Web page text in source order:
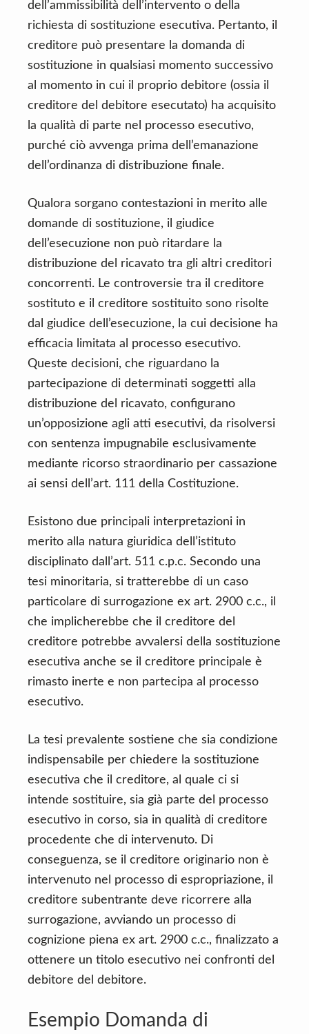
dell’ammissibilità dell’intervento o della
richiesta di sostituzione esecutiva. Pertanto, il
creditore può presentare la domanda di
sostituzione in qualsiasi momento successivo
al momento in cui il proprio debitore (ossia il
creditore del debitore esecutato) ha acquisito
la qualità di parte nel processo esecutivo,
purché ciò avvenga prima dell’emanazione
dell’ordinanza di distribuzione finale.
Qualora sorgano contestazioni in merito alle
domande di sostituzione, il giudice
dell’esecuzione non può ritardare la
distribuzione del ricavato tra gli altri creditori
concorrenti. Le controversie tra il creditore
sostituto e il creditore sostituito sono risolte
dal giudice dell’esecuzione, la cui decisione ha
efficacia limitata al processo esecutivo.
Queste decisioni, che riguardano la
partecipazione di determinati soggetti alla
distribuzione del ricavato, configurano
un’opposizione agli atti esecutivi, da risolversi
con sentenza impugnabile esclusivamente
mediante ricorso straordinario per cassazione
ai sensi dell’art. 111 della Costituzione.
Esistono due principali interpretazioni in
merito alla natura giuridica dell’istituto
disciplinato dall’art. 511 c.p.c. Secondo una
tesi minoritaria, si tratterebbe di un caso
particolare di surrogazione ex art. 2900 c.c., il
che implicherebbe che il creditore del
creditore potrebbe avvalersi della sostituzione
esecutiva anche se il creditore principale è
rimasto inerte e non partecipa al processo
esecutivo.
La tesi prevalente sostiene che sia condizione
indispensabile per chiedere la sostituzione
esecutiva che il creditore, al quale ci si
intende sostituire, sia già parte del processo
esecutivo in corso, sia in qualità di creditore
procedente che di intervenuto. Di
conseguenza, se il creditore originario non è
intervenuto nel processo di espropriazione, il
creditore subentrante deve ricorrere alla
surrogazione, avviando un processo di
cognizione piena ex art. 2900 c.c., finalizzato a
ottenere un titolo esecutivo nei confronti del
debitore del debitore.
Esempio Domanda di